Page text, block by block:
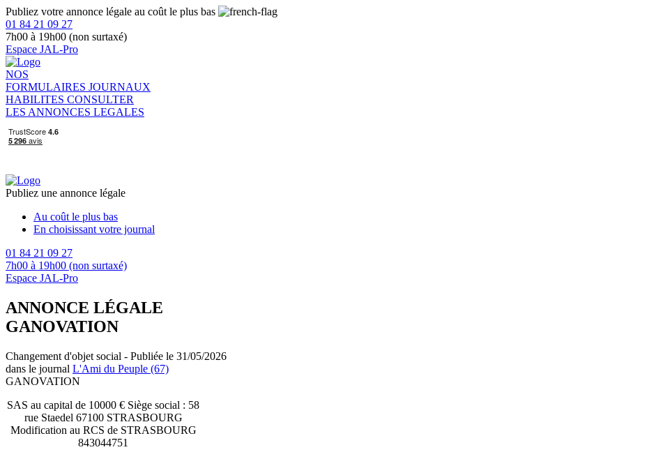
Publiez votre annonce légale au coût le plus bas
01 84 21 09 27
7h00 à 19h00 (non surtaxé)
Espace JAL-Pro
NOS
FORMULAIRES JOURNAUX
HABILITES CONSULTER
LES ANNONCES LEGALES
Publiez une annonce légale
Au coût le plus bas
En choisissant votre journal
01 84 21 09 27
7h00 à 19h00 (non surtaxé)
Espace JAL-Pro
ANNONCE LÉGALE
GANOVATION
Changement d'objet social - Publiée le 31/05/2026
dans le journal L'Ami du Peuple (67)
GANOVATION
SAS au capital de 10000 € Siège social : 58
rue Staedel 67100 STRASBOURG
Modification au RCS de STRASBOURG
843044751